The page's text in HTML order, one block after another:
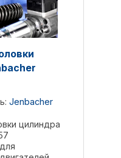
Jenbacher
цилиндра